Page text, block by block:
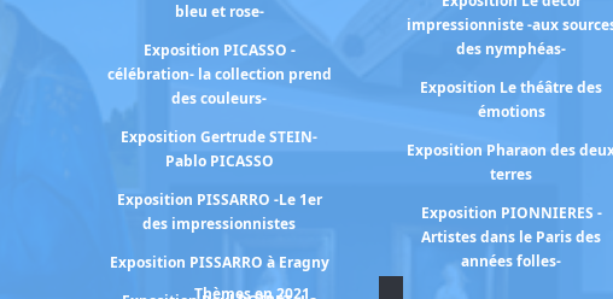
bleu et rose-
Exposition PICASSO -
célébration- la collection prend
des couleurs-
Exposition Gertrude STEIN-
Pablo PICASSO
Exposition PISSARRO -Le 1er
des impressionnistes
Exposition PISSARRO à Eragny
impressionniste -aux
des nymphéas-
Exposition Le théâtre des
émotions
Exposition Pharaon des
terres
Exposition PIONNIERES -
Artistes dans le Paris des
années folles-
Thèmes en 2021